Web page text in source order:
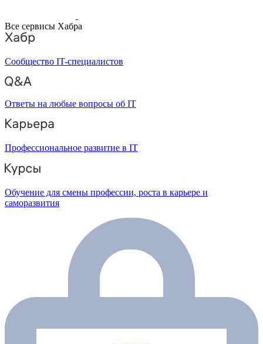
Все сервисы Хабра
Сообщество IT-специалистов
Ответы на любые вопросы об IT
Профессиональное развитие в IT
Обучение для смены профессии, роста в карьере и
саморазвития